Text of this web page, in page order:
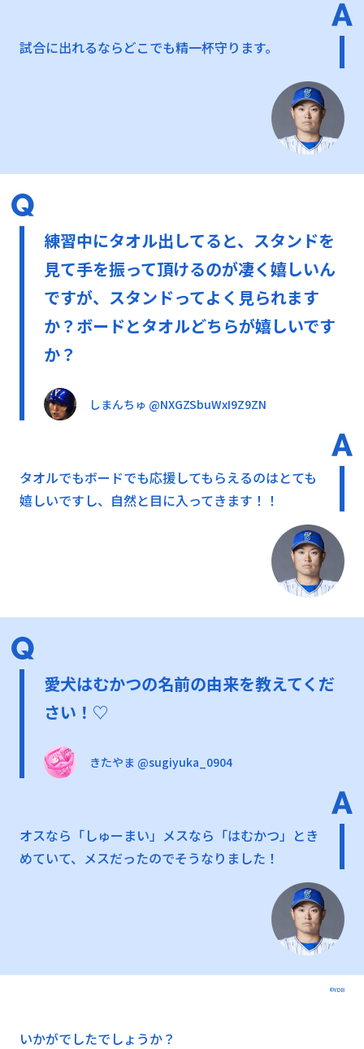
試合に出れるならどこでも精一杯守ります。
練習中にタオル出してると、スタンドを
見て手を振って頂けるのが凄く嬉しいん
ですが、スタンドってよく見られます
か？ボードとタオルどちらが嬉しいです
か？
しまんちゅ @NXGZSbuWxI9Z9ZN
タオルでもボードでも応援してもらえるのはとても
嬉しいですし、自然と目に入ってきます！！
愛犬はむかつの名前の由来を教えてくだ
さい！♡
きたやま @sugiyuka_0904
オスなら「しゅーまい」メスなら「はむかつ」とき
めていて、メスだったのでそうなりました！
©YDB
いかがでしたでしょうか？